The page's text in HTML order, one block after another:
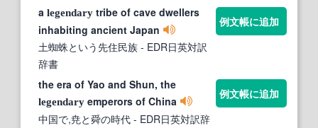
a legendary tribe of cave dwellers
inhabiting ancient Japan
土蜘蛛という先住民族 - EDR日英対訳
辞書
例文帳に追加
the era of Yao and Shun, the
legendary emperors of China
中国で,尭と舜の時代 - EDR日英対訳辞
例文帳に追加